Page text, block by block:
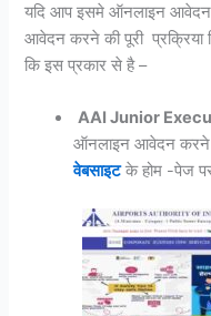
यदि आप इसमे ऑनलाइन आवेदन
आवेदन करने की पूरी प्रक्रिया
कि इस प्रकार से है –
AAI Junior
ऑनलाइन आवेदन
वेबसाइट के होम -पेज पर